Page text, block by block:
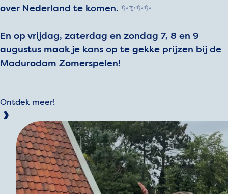
over Nederland te komen. ✨✨✨✨
En op vrijdag, zaterdag en zondag 7, 8 en 9
augustus maak je kans op te gekke prijzen bij de
Madurodam Zomerspelen!
Ontdek meer!